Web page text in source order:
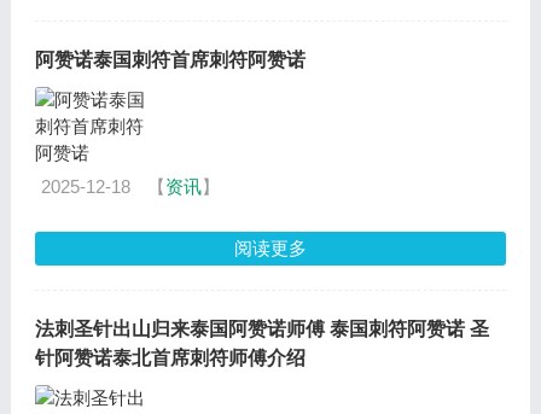
阿赞诺泰国刺符首席刺符阿赞诺
2025-12-18 【资讯】
阅读更多
法刺圣针出山归来泰国阿赞诺师傅 泰国刺符阿赞诺 圣
针阿赞诺泰北首席刺符师傅介绍